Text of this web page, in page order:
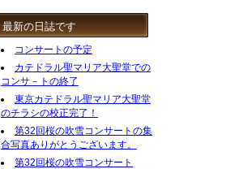
最新の日誌です
コンサートの予定
カテドラル聖マリア大聖堂での
コンサ－トの終了
東京カテドラル聖マリア大聖堂
のチラシの校正完了！
第32回桜の吹雪コンサートの集
合写真ありがとうございます。
第32回桜の吹雪コンサート